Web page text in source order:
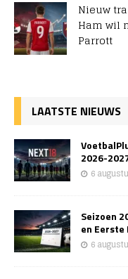
Nieuw
Ham wil
Parrott
LAATSTE NIEUWS
2026-
6
Seizoen
en
6